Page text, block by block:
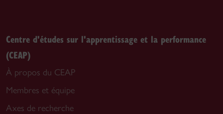
Centre d'études sur l'apprentissage et la performance
(CEAP)
À propos du CEAP
Membres et équipe
Axes de recherche